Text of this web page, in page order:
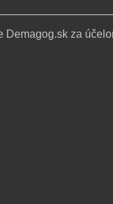
Demagog.sk za